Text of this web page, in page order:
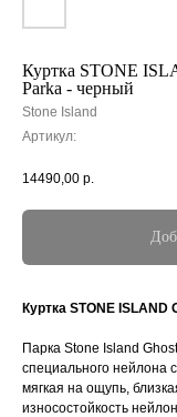
Куртка STONE
Parka - черный
Stone Island
Артикул:
14490,00 р.
Куртка STONE
Парка Stone Island
специального нейлона
мягкая на ощупь,
износостойкость